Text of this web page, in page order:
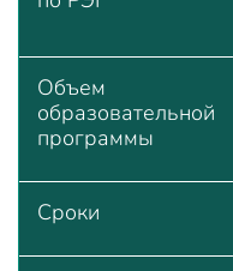
Объем
образовательной
программы
Сроки